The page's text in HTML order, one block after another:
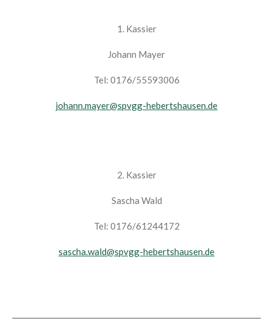
1. Kassier
Johann Mayer
Tel: 0176/55593006
johann.mayer@spvgg-hebertshausen.de
2. Kassier
Sascha Wald
Tel: 0176/61244172
sascha.wald@spvgg-hebertshausen.de